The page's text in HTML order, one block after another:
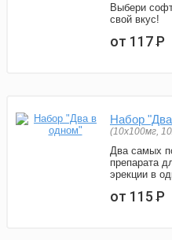
Выбери
свой вкус!
от 117Р
Набор
(10x100мг,
Два самых
препарата
эрекции в
от 115Р